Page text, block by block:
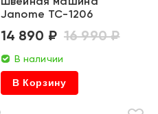
Janome TC-1206
14 890 ₽ 16 990 ₽
В наличии
В Корзину